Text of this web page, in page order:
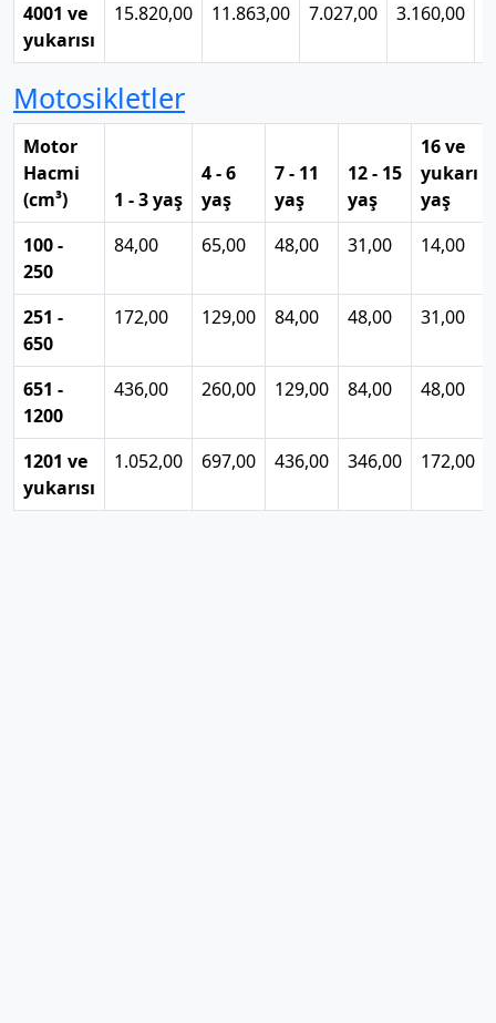
4001 ve
yukarısı
15.820,00 11.863,00 7.027,00 3.160,00
Motosikletler
Motor
Hacmi
(cm³)
1 - 3 yaş
4 - 6
yaş
7 - 11
yaş
12 - 15
yaş
16 ve
yukarı
yaş
100 -
250
84,00 65,00 48,00 31,00 14,00
251 -
650
172,00 129,00 84,00 48,00 31,00
651 -
1200
436,00 260,00 129,00 84,00 48,00
1201 ve
yukarısı
1.052,00 697,00 436,00 346,00 172,00